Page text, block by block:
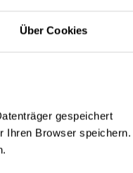
Über Cookies
gespeichert
Ihren Browser speichern.